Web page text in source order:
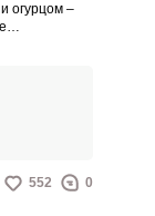
огурцом –
Этот салат
полезные и
552 0